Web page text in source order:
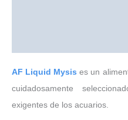
AF Liquid Mysis es un
cuidadosamente
exigentes de los acuarios.